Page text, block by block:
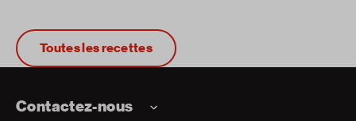
Toutes les recettes
Contactez-nous